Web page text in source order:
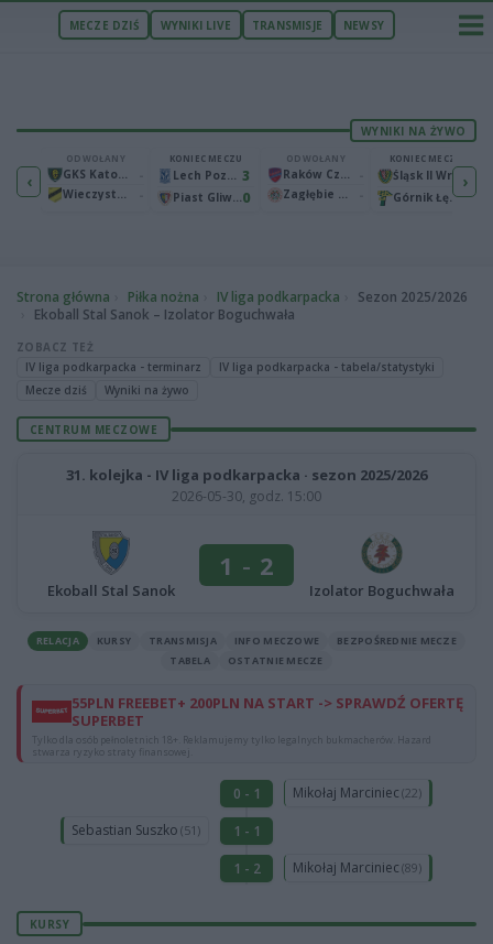
MECZE DZIŚ WYNIKI LIVE TRANSMISJE NEWSY
WYNIKI NA ŻYWO
‹
Warta Poznań 2
ODWOŁANY
GKS Katowice
Wieczysta Kraków
KONIEC MECZU
Lech Poznań 3
Piast Gliwice0
ODWOŁANY
Raków Częstochowa
Zagłębie Lubin
KONIEC MECZU
2
Górnik Łęczna 0
›
Strona główna Piłka nożna IV liga podkarpacka
Sezon 2025/2026
Ekoball Stal Sanok – Izolator Boguchwała
ZOBACZ TEŻ
IV liga podkarpacka - terminarz
IV liga podkarpacka - tabela/statystyki
Mecze dziś
Wyniki na żywo
CENTRUM MECZOWE
31. kolejka - IV liga podkarpacka · sezon 2025/2026
2026-05-30, godz. 15:00
Ekoball Stal Sanok
1 - 2
Izolator Boguchwała
RELACJA KURSY TRANSMISJA INFO MECZOWE
BEZPOŚREDNIE MECZE
TABELA
OSTATNIE MECZE
55PLN FREEBET+ 200PLN NA START -> SPRAWDŹ OFERTĘ
SUPERBET
Tylko dla osób pełnoletnich 18+. Reklamujemy tylko legalnych bukmacherów. Hazard
stwarza ryzyko straty finansowej.
0 - 1 Mikołaj Marciniec (22)
Sebastian Suszko (51)
1 - 1
1 - 2
Mikołaj Marciniec (89)
KURSY